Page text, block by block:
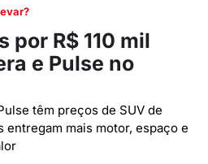
por R$ 110 mil
e Pulse no
têm preços de SUV de
entregam mais motor, espaço e